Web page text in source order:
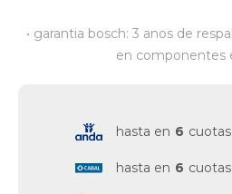
• garantia bosch: 3 anos de
en componentes
hasta en 6
hasta en 6